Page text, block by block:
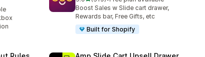
ทั้งหมด 519 รีวิว
Boost Sales w Slide cart drawer,
Rewards bar, Free Gifts, etc
Built for Shopify